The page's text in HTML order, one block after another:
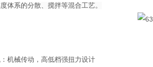
体系的分散、搅拌等混合工艺。
机械传动，高低档强扭力设计